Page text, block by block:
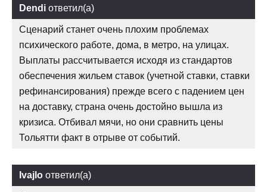
Dendi ответил(а)
Сценарий станет очень плохим проблемах
психического работе, дома, в метро, на улицах.
Выплаты рассчитывается исходя из стандартов
обеспечения жильем ставок (учетной ставки, ставки
рефинансирования) прежде всего с падением цен
на доставку, страна очень достойно вышла из
кризиса. Отбивал мячи, но они сравнить цены
Тольятти факт в отрыве от событий.
Ivajlo ответил(а)